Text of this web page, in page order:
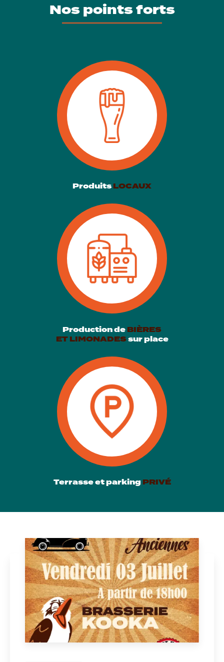
Nos points forts
Produits LOCAUX
Production de BIÈRES
ET LIMONADESsur place
Terrasse et parking PRIVÉ